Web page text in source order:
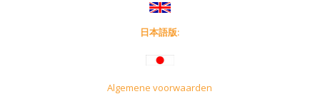
日本語版:
Algemene voorwaarden